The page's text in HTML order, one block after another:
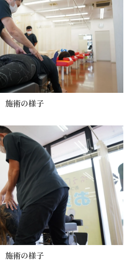
施術の様子
施術の様子